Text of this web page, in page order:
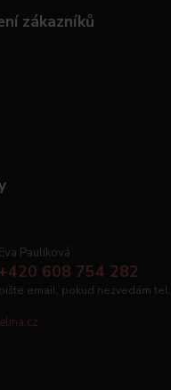
zákazníků
Eva Paulíková
+420 608 754 282
pište email, pokud nezvedám tel.